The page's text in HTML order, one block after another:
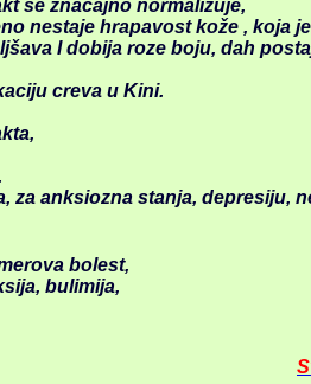
se značajno normalizuje,
nestaje hrapavost kože , koja je
I dobija roze boju, dah
creva u Kini.
anksiozna stanja, depresiju,
bolest,
bulimija,